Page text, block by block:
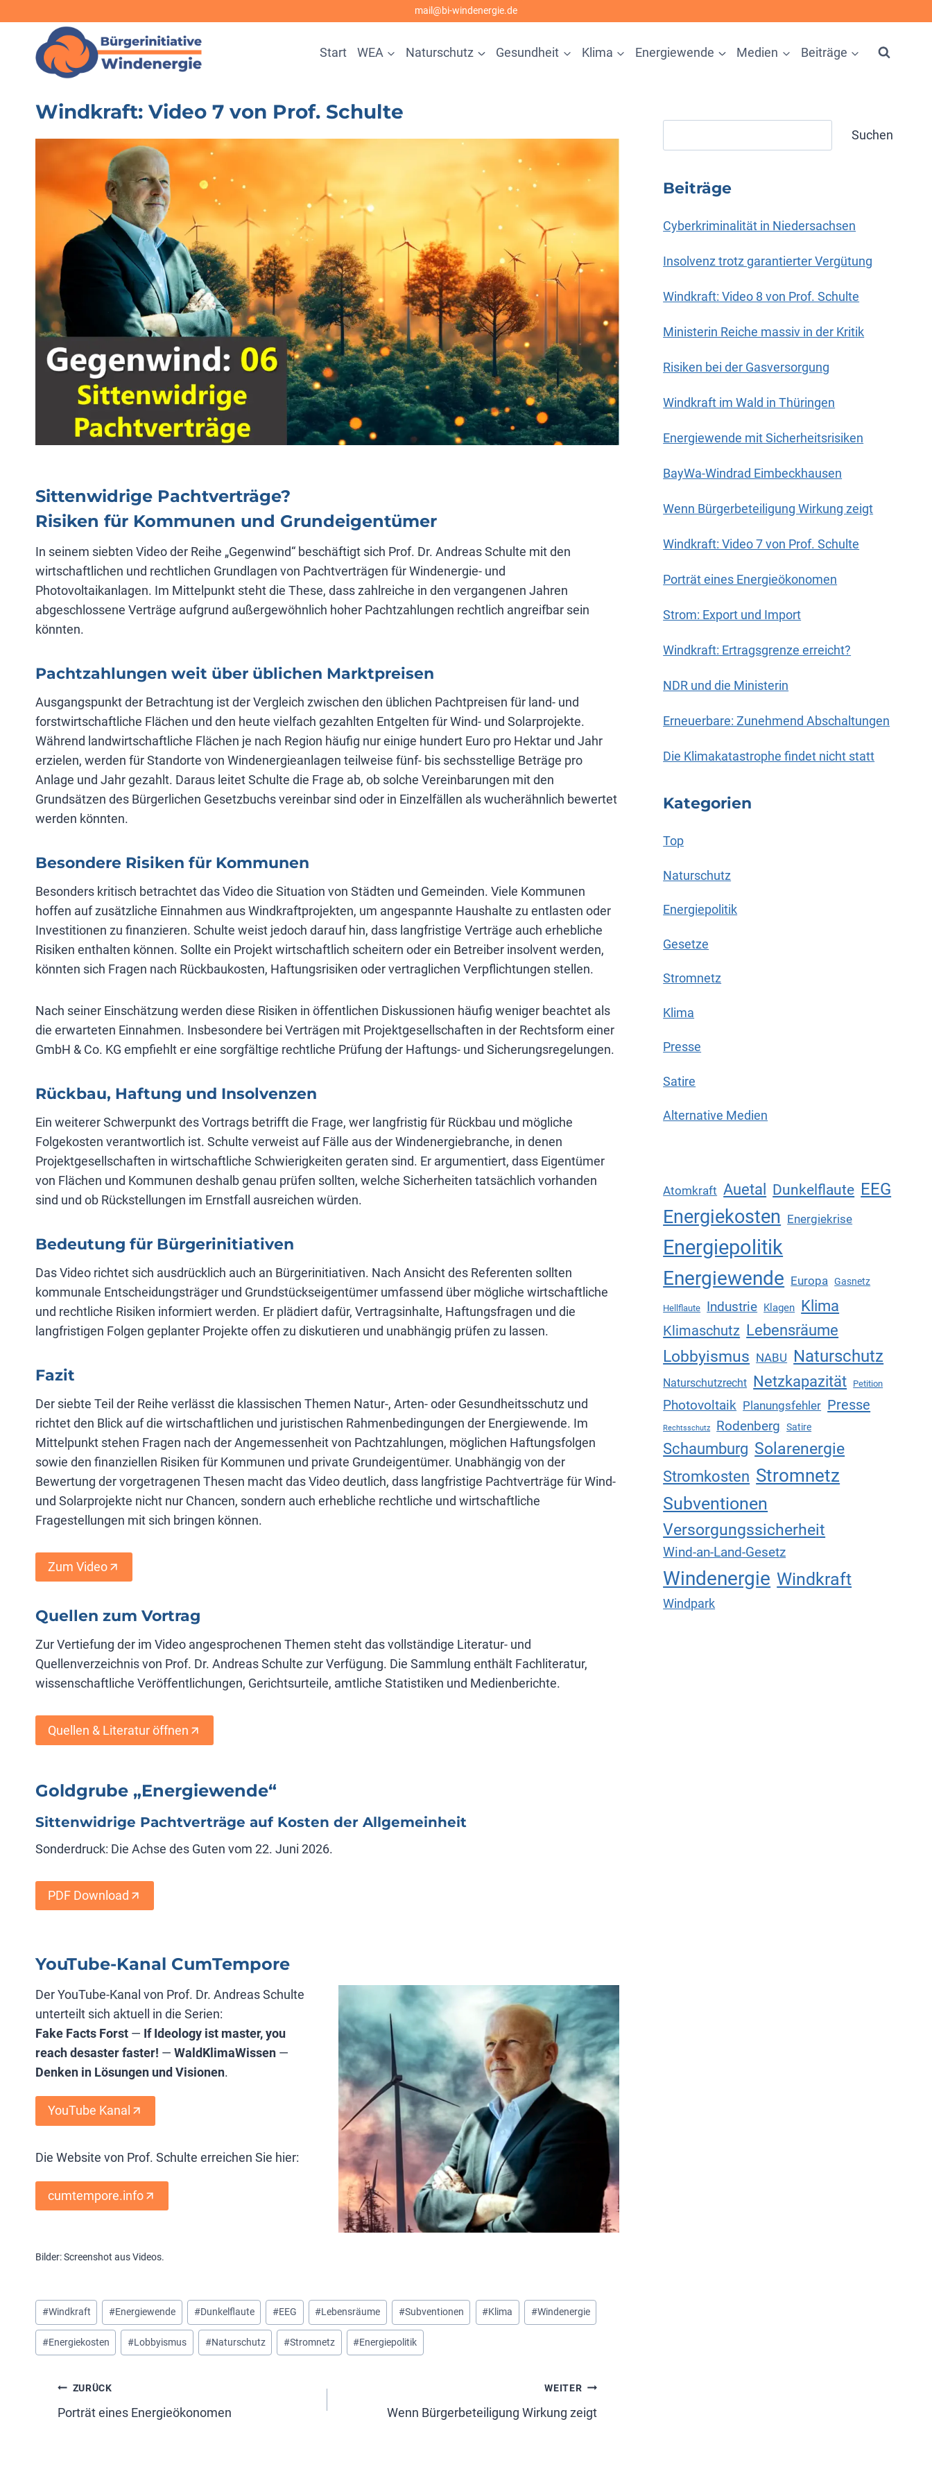
springen
mail@bi-windenergie.de
Start WEA Naturschutz Gesundheit Klima Energiewende Medien Beiträge
Windkraft: Video 7 von Prof. Schulte
Sittenwidrige Pachtverträge?
Risiken für Kommunen und Grundeigentümer
In seinem siebten Video der Reihe „Gegenwind“ beschäftigt sich Prof. Dr. Andreas Schulte mit den
wirtschaftlichen und rechtlichen Grundlagen von Pachtverträgen für Windenergie- und
Photovoltaikanlagen. Im Mittelpunkt steht die These, dass zahlreiche in den vergangenen Jahren
abgeschlossene Verträge aufgrund außergewöhnlich hoher Pachtzahlungen rechtlich angreifbar sein
könnten.
Pachtzahlungen weit über üblichen Marktpreisen
Ausgangspunkt der Betrachtung ist der Vergleich zwischen den üblichen Pachtpreisen für land- und
forstwirtschaftliche Flächen und den heute vielfach gezahlten Entgelten für Wind- und Solarprojekte.
Während landwirtschaftliche Flächen je nach Region häufig nur einige hundert Euro pro Hektar und Jahr
erzielen, werden für Standorte von Windenergieanlagen teilweise fünf- bis sechsstellige Beträge pro
Anlage und Jahr gezahlt. Daraus leitet Schulte die Frage ab, ob solche Vereinbarungen mit den
Grundsätzen des Bürgerlichen Gesetzbuchs vereinbar sind oder in Einzelfällen als wucherähnlich bewertet
werden könnten.
Besondere Risiken für Kommunen
Besonders kritisch betrachtet das Video die Situation von Städten und Gemeinden. Viele Kommunen
hoffen auf zusätzliche Einnahmen aus Windkraftprojekten, um angespannte Haushalte zu entlasten oder
Investitionen zu finanzieren. Schulte weist jedoch darauf hin, dass langfristige Verträge auch erhebliche
Risiken enthalten können. Sollte ein Projekt wirtschaftlich scheitern oder ein Betreiber insolvent werden,
könnten sich Fragen nach Rückbaukosten, Haftungsrisiken oder vertraglichen Verpflichtungen stellen.
Nach seiner Einschätzung werden diese Risiken in öffentlichen Diskussionen häufig weniger beachtet als
die erwarteten Einnahmen. Insbesondere bei Verträgen mit Projektgesellschaften in der Rechtsform einer
GmbH & Co. KG empfiehlt er eine sorgfältige rechtliche Prüfung der Haftungs- und Sicherungsregelungen.
Rückbau, Haftung und Insolvenzen
Ein weiterer Schwerpunkt des Vortrags betrifft die Frage, wer langfristig für Rückbau und mögliche
Folgekosten verantwortlich ist. Schulte verweist auf Fälle aus der Windenergiebranche, in denen
Projektgesellschaften in wirtschaftliche Schwierigkeiten geraten sind. Er argumentiert, dass Eigentümer
von Flächen und Kommunen deshalb genau prüfen sollten, welche Sicherheiten tatsächlich vorhanden
sind und ob Rückstellungen im Ernstfall ausreichen würden.
Bedeutung für Bürgerinitiativen
Das Video richtet sich ausdrücklich auch an Bürgerinitiativen. Nach Ansicht des Referenten sollten
kommunale Entscheidungsträger und Grundstückseigentümer umfassend über mögliche wirtschaftliche
und rechtliche Risiken informiert werden. Er plädiert dafür, Vertragsinhalte, Haftungsfragen und die
langfristigen Folgen geplanter Projekte offen zu diskutieren und unabhängig prüfen zu lassen.
Fazit
Der siebte Teil der Reihe verlässt die klassischen Themen Natur-, Arten- oder Gesundheitsschutz und
richtet den Blick auf die wirtschaftlichen und juristischen Rahmenbedingungen der Energiewende. Im
Mittelpunkt stehen Fragen nach der Angemessenheit von Pachtzahlungen, möglichen Haftungsfolgen
sowie den finanziellen Risiken für Kommunen und private Grundeigentümer. Unabhängig von der
Bewertung der vorgetragenen Thesen macht das Video deutlich, dass langfristige Pachtverträge für Wind-
und Solarprojekte nicht nur Chancen, sondern auch erhebliche rechtliche und wirtschaftliche
Fragestellungen mit sich bringen können.
Zum Video
Quellen zum Vortrag
Zur Vertiefung der im Video angesprochenen Themen steht das vollständige Literatur- und
Quellenverzeichnis von Prof. Dr. Andreas Schulte zur Verfügung. Die Sammlung enthält Fachliteratur,
wissenschaftliche Veröffentlichungen, Gerichtsurteile, amtliche Statistiken und Medienberichte.
Quellen & Literatur öffnen
Goldgrube „Energiewende“
Sittenwidrige Pachtverträge auf Kosten der Allgemeinheit
Sonderdruck: Die Achse des Guten vom 22. Juni 2026.
PDF Download
YouTube-Kanal CumTempore
Der YouTube-Kanal von Prof. Dr. Andreas Schulte
unterteilt sich aktuell in die Serien:
Fake Facts Forst — If Ideology ist master, you
reach desaster faster! — WaldKlimaWissen —
Denken in Lösungen und Visionen.
YouTube Kanal
Die Website von Prof. Schulte erreichen Sie hier:
cumtempore.info
Bilder: Screenshot aus Videos.
Schlagworte:
#Windkraft #Energiewende #Dunkelflaute #EEG #Lebensräume #Subventionen #Klima #Windenergie
#Energiekosten #Lobbyismus #Naturschutz #Stromnetz #Energiepolitik
Beitragsnavigation
ZURÜCK
Porträt eines Energieökonomen
WEITER
Wenn Bürgerbeteiligung Wirkung zeigt
Suchen
Beiträge
Cyberkriminalität in Niedersachsen
Insolvenz trotz garantierter Vergütung
Windkraft: Video 8 von Prof. Schulte
Ministerin Reiche massiv in der Kritik
Risiken bei der Gasversorgung
Windkraft im Wald in Thüringen
Energiewende mit Sicherheitsrisiken
BayWa-Windrad Eimbeckhausen
Wenn Bürgerbeteiligung Wirkung zeigt
Windkraft: Video 7 von Prof. Schulte
Porträt eines Energieökonomen
Strom: Export und Import
Windkraft: Ertragsgrenze erreicht?
NDR und die Ministerin
Erneuerbare: Zunehmend Abschaltungen
Die Klimakatastrophe findet nicht statt
Kategorien
Top
Naturschutz
Energiepolitik
Gesetze
Stromnetz
Klima
Presse
Satire
Alternative Medien
Atomkraft Auetal Dunkelflaute EEG
Energiekosten Energiekrise
Energiepolitik
Energiewende Europa Gasnetz
Hellflaute Industrie Klagen Klima
Klimaschutz Lebensräume
Lobbyismus NABU Naturschutz
Naturschutzrecht Netzkapazität Petition
Photovoltaik Planungsfehler Presse
Rechtsschutz Rodenberg Satire
Schaumburg Solarenergie
Stromkosten Stromnetz
Subventionen
Versorgungssicherheit
Wind-an-Land-Gesetz
Windenergie Windkraft
Windpark